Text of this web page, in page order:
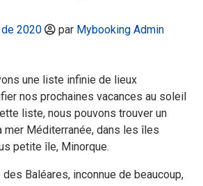
2020 par Mybooking Admin
une liste infinie de lieux
nos prochaines vacances au soleil
liste, nous pouvons trouver un
mer Méditerranée, dans les îles
petite île, Minorque.
Baléares, inconnue de beaucoup,